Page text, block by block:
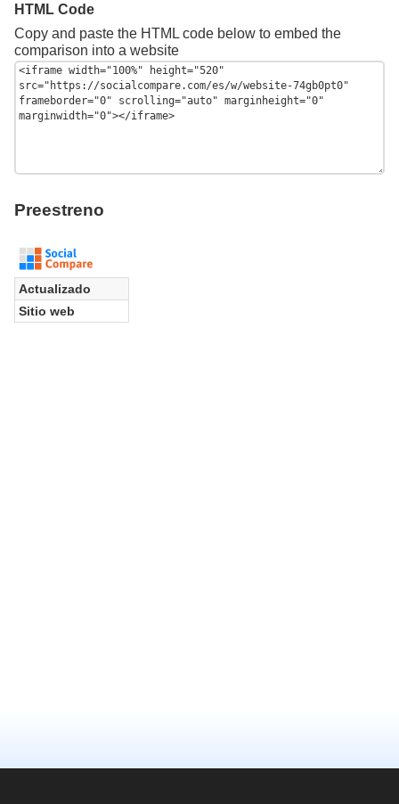
HTML Code
Copy and paste the HTML code below to embed the
comparison into a website
Preestreno